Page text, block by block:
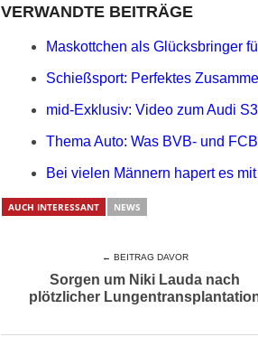
VERWANDTE BEITRÄGE
Maskottchen als Glücksbringer
Schießsport: Perfektes
mid-Exklusiv: Video zum Audi S3
Thema Auto: Was BVB- und
Bei vielen Männern hapert es
AUCH INTERESSANT NEWS
← BEITRAG DAVOR
Sorgen um Niki Lauda nach
plötzlicher